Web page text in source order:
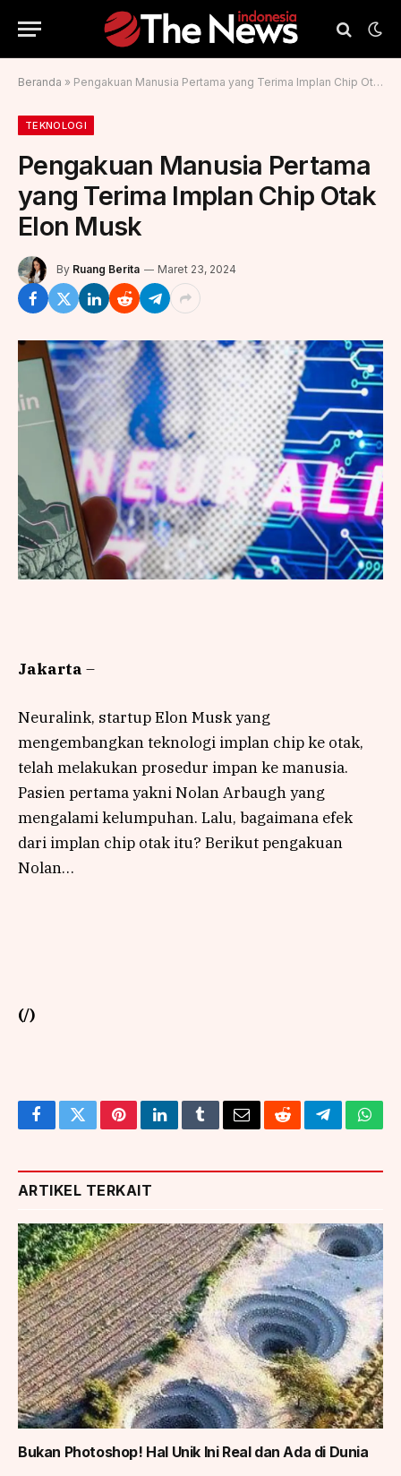
Beranda » Pengakuan Manusia Pertama yang Terima Implan Chip Otak Elon Musk
TEKNOLOGI
Pengakuan Manusia Pertama
yang Terima Implan Chip Otak
Elon Musk
By Ruang Berita Maret 23, 2024
Jakarta –
Neuralink, startup Elon Musk yang
mengembangkan teknologi implan chip ke otak,
telah melakukan prosedur impan ke manusia.
Pasien pertama yakni Nolan Arbaugh yang
mengalami kelumpuhan. Lalu, bagaimana efek
dari implan chip otak itu? Berikut pengakuan
Nolan…
(/)
FacebookTwitterPinterestLinkedInTumblrEmailRedditTelegram
ARTIKEL TERKAIT
Bukan Photoshop! Hal Unik Ini Real dan Ada di Dunia